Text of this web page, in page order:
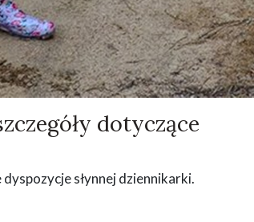
dotyczące
słynnej dziennikarki.